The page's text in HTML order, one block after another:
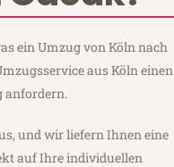
ein Umzug von Köln nach
aus Köln einen
anfordern.
und wir liefern Ihnen eine
auf Ihre individuellen